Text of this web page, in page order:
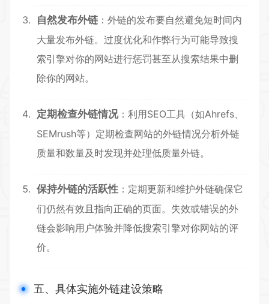
自然发布外链 ：外链的发布要自然避免短时间内
大量发布外链。过度优化和作弊行为可能导致搜
索引擎对你的网站进行惩罚甚至从搜索结果中删
除你的网站。
定期检查外链情况：利用SEO工具（如Ahrefs、
SEMrush等）定期检查网站的外链情况分析外链
质量和数量及时发现并处理低质量外链。
保持外链的活跃性 ：定期更新和维护外链确保它
们仍然有效且指向正确的页面。失效或错误的外
链会影响用户体验并降低搜索引擎对你网站的评
价。
五、具体实施外链建设策略